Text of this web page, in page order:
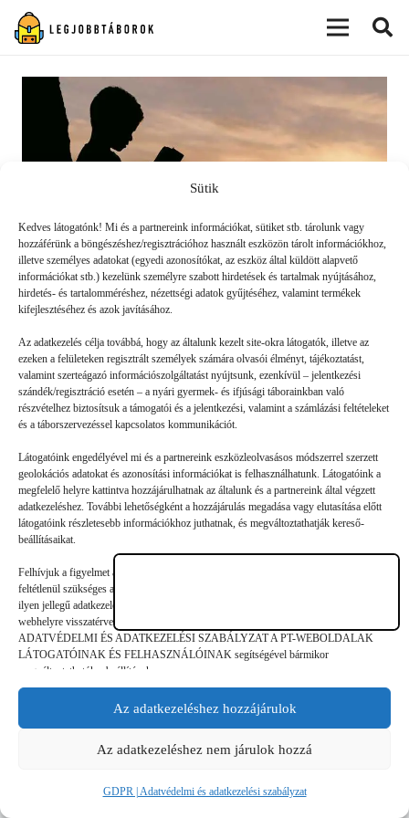
Sütik
Kedves látogatónk! Mi és a partnereink információkat, sütiket stb. tárolunk vagy
hozzáférünk a böngészéshez/regisztrációhoz használt eszközön tárolt információkhoz,
illetve személyes adatokat (egyedi azonosítókat, az eszköz által küldött alapvető
információkat stb.) kezelünk személyre szabott hirdetések és tartalmak nyújtásához,
hirdetés- és tartalomméréshez, nézettségi adatok gyűjtéséhez, valamint termékek
kifejlesztéséhez és azok javításához.
Az adatkezelés célja továbbá, hogy az általunk kezelt site-okra látogatók, illetve az
ezeken a felületeken regisztrált személyek számára olvasói élményt, tájékoztatást,
valamint szerteágazó információszolgáltatást nyújtsunk, ezenkívül – jelentkezési
szándék/regisztráció esetén – a nyári gyermek- és ifjúsági táborainkban való
részvételhez biztosítsuk a támogatói és a jelentkezési, valamint a számlázási feltételeket
és a táborszervezéssel kapcsolatos kommunikációt.
Látogatóink engedélyével mi és a partnereink eszközleolvasásos módszerrel szerzett
geolokációs adatokat és azonosítási információkat is felhasználhatunk. Látogatóink a
megfelelő helyre kattintva hozzájárulhatnak az általunk és a partnereink által végzett
adatkezeléshez. További lehetőségként a hozzájárulás megadása vagy elutasítása előtt
látogatóink részletesebb információkhoz juthatnak, és megváltoztathatják kereső-
beállításaikat.
Felhívjuk a figyelmet arra, hogy a személyes adatok bizonyos kezeléséhez nem
feltétlenül szükséges az érintett hozzájárulása, akinek azonban jogában áll tiltakozni az
ilyen jellegű adatkezelés ellen. A beállítások csak erre a weboldalra érvényesek. Erre a
webhelyre visszatérve vagy az ADATKEZELÉSI TÁJÉKOZTATÓ,
ADATVÉDELMI ÉS ADATKEZELÉSI SZABÁLYZAT A PT-WEBOLDALAK
LÁTOGATÓINAK ÉS FELHASZNÁLÓINAK segítségével bármikor
megváltoztathatók a beállítások.
Az adatkezeléshez hozzájárulok
Az adatkezeléshez nem járulok hozzá
GDPR | Adatvédelmi és adatkezelési szabályzat
5 kell-könyv tízéveseknek
SZEKCIÓ 2020. 05. 29.
A szülőknek nem szabad feladniuk, és nem kell
belenyugodniuk, ha úgy tűnik, hogy gyermekük ki nem állhatja
az olvasást. Érdemes újabb és újabb köteteket bedobni, hogy a
srácok rájöjjenek: az…
©
legjobbtaborok.hu